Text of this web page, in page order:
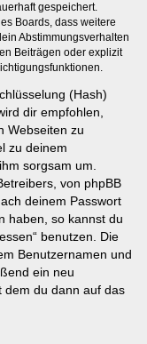
gespeichert.
Boards, dass weitere
Abstimmungsverhalten
Beiträgen oder explizit
(Hash)
dir empfohlen,
Webseiten zu
zu deinem
sorgsam um.
von phpBB
deinem Passwort
haben, so kannst du
benutzen. Die
Benutzernamen und
ein neu
dem du dann auf das